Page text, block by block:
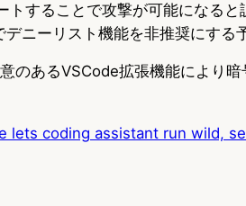
トすることで攻撃が可能になる
ニーリスト機能を非推奨にする
のあるVSCode拡張機能により
lets coding assistant run wild,